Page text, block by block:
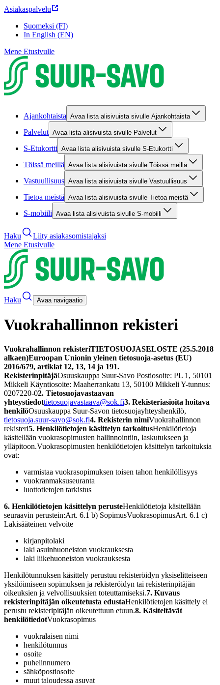
Asiakaspalvelu
Suomeksi (FI)
In English (EN)
Mene Etusivulle
Ajankohtaista Avaa lista alisivuista sivulle Ajankohtaista
Palvelut Avaa lista alisivuista sivulle Palvelut
S-Etukortti Avaa lista alisivuista sivulle S-Etukortti
Töissä meillä Avaa lista alisivuista sivulle Töissä meillä
Vastuullisuus Avaa lista alisivuista sivulle Vastuullisuus
Tietoa meistä Avaa lista alisivuista sivulle Tietoa meistä
S-mobiili Avaa lista alisivuista sivulle S-mobiili
Haku
Liity asiakasomistajaksi
Mene Etusivulle
Haku Avaa navigaatio
Vuokrahallinnon rekisteri
Vuokrahallinnon rekisteriTIETOSUOJASELOSTE (25.5.2018
alkaen)Euroopan Unionin yleinen tietosuoja-asetus (EU)
2016/679, artiklat 12, 13, 14 ja 191.
RekisterinpitäjäOsuuskauppa Suur-Savo Postiosoite: PL 1, 50101
Mikkeli Käyntiosoite: Maaherrankatu 13, 50100 Mikkeli Y-tunnus:
0207220-02. Tietosuojavastaavan
yhteystiedottietosuojavastaava@sok.fi3. Rekisteriasioita hoitava
henkilöOsuuskauppa Suur-Savon tietosuojayhteyshenkilö,
tietosuoja.suur-savo@sok.fi4. Rekisterin nimiVuokrahallinnon
rekisteri5. Henkilötietojen käsittelyn tarkoitusHenkilötietoja
käsitellään vuokrasopimusten hallinnointiin, laskutukseen ja
ylläpitoon.Vuokrasopimusten henkilötietojen käsittelyn tarkoituksia
ovat:
varmistaa vuokrasopimuksen toisen tahon henkilöllisyys
vuokranmaksuseuranta
luottotietojen tarkistus
6. Henkilötietojen käsittelyn perusteHenkilötietoja käsitellään
seuraavin perustein:Art. 6.1 b) SopimusVuokrasopimusArt. 6.1 c)
Lakisääteinen velvoite
kirjanpitolaki
laki asuinhuoneiston vuokrauksesta
laki liikehuoneiston vuokrauksesta
Henkilötunnuksen käsittely perustuu rekisteröidyn yksiselitteiseen
yksilöimiseen sopimuksen ja rekisteröidyn tai rekisterinpitäjän
oikeuksien ja velvollisuuksien toteuttamiseksi.7. Kuvaus
rekisterinpitäjän oikeutetusta edustaHenkilötietojen käsittely ei
perustu rekisteripitäjän oikeutettuun etuun.8. Käsiteltävät
henkilötiedotVuokrasopimus
vuokralaisen nimi
henkilötunnus
osoite
puhelinnumero
sähköpostiosoite
muut taloudessa asuvat